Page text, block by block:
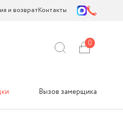
и возвратКонтакты
0
Вызов замерщика